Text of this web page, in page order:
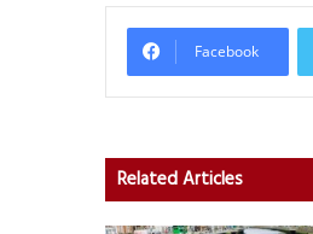
Facebook
Related Articles